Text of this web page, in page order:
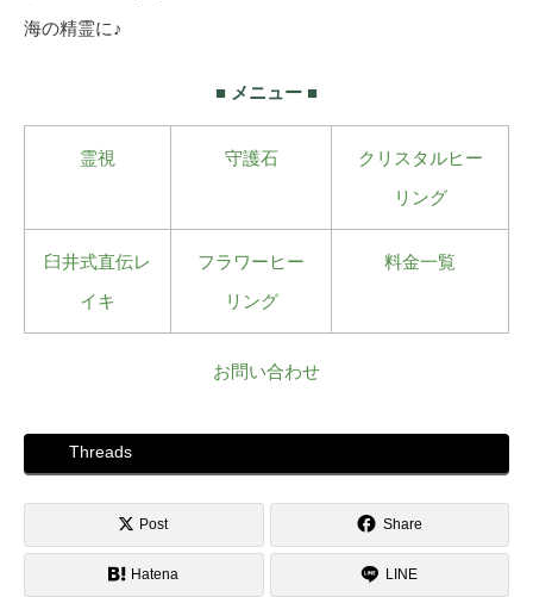
海の精霊に♪
■ メニュー ■
霊視 守護石
クリスタルヒー
リング
臼井式直伝レ
イキ
フラワーヒー
リング
料金一覧
お問い合わせ
Threads
Post Share
Hatena LINE